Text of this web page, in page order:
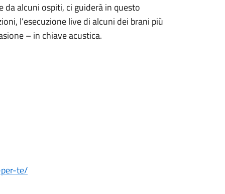
da alcuni ospiti, ci guiderà in questo
l’esecuzione live di alcuni dei brani più
– in chiave acustica.
te/